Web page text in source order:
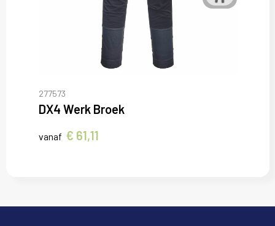
277573
DX4 Werk Broek
vanaf € 61,11